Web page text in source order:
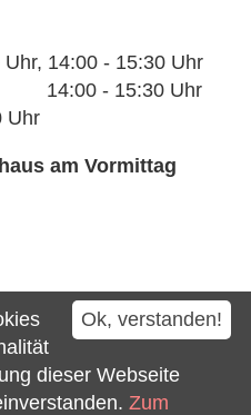
14:00 - 15:30 Uhr
- 15:30 Uhr
am Vormittag
Kontakt
Impressum
Datenschutz
Ok, verstanden!
dieser Webseite
Zum